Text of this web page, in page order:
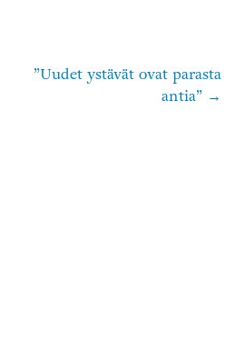
”Uudet ystävät ovat parasta
antia”